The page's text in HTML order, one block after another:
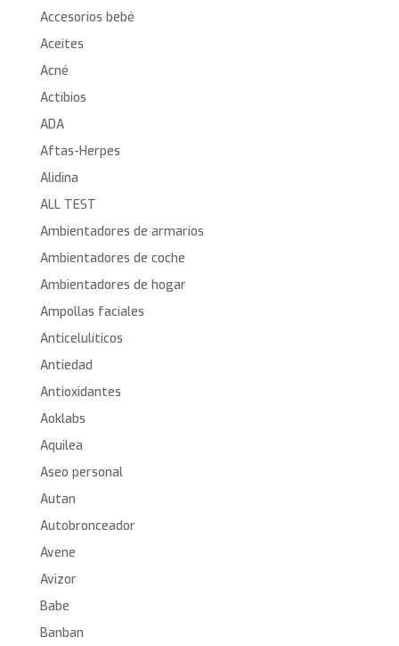
Accesorios bebé
Aceites
Acné
Actibios
ADA
Aftas-Herpes
Alidina
ALL TEST
Ambientadores de armarios
Ambientadores de coche
Ambientadores de hogar
Ampollas faciales
Anticelulíticos
Antiedad
Antioxidantes
Aoklabs
Aquilea
Aseo personal
Autan
Autobronceador
Avene
Avizor
Babe
Banban